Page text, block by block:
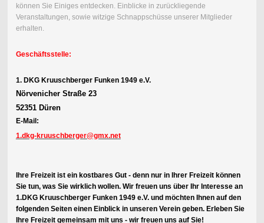
können Sie Einiges entdecken. Einblicke in zurückliegende
Veranstaltungen, sowie witzige Schnappschüsse unserer Mitglieder
erhalten.
Geschäftsstelle:
1. DKG Kruuschberger Funken 1949 e.V.
Nörvenicher Straße 23
52351 Düren
E-Mail:
1.dkg-kruuschberger@gmx.net
Ihre Freizeit ist ein kostbares Gut - denn nur in Ihrer Freizeit können
Sie tun, was Sie wirklich wollen. Wir freuen uns über Ihr Interesse an
1.DKG Kruuschberger Funken 1949 e.V. und möchten Ihnen auf den
folgenden Seiten einen Einblick in unseren Verein geben. Erleben Sie
Ihre Freizeit gemeinsam mit uns - wir freuen uns auf Sie!